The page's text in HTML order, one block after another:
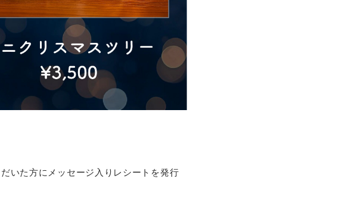
いた方にメッセージ入りレシートを発行